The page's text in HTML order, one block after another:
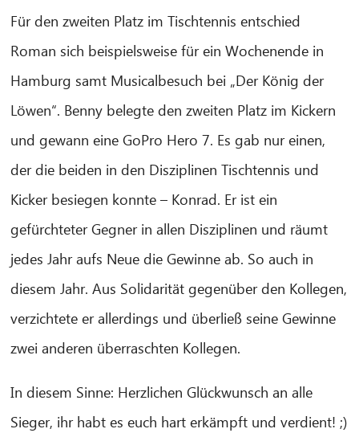
Für den zweiten Platz im Tischtennis entschied
Roman sich beispielsweise für ein Wochenende in
Hamburg samt Musicalbesuch bei „Der König der
Löwen“. Benny belegte den zweiten Platz im Kickern
und gewann eine GoPro Hero 7. Es gab nur einen,
der die beiden in den Disziplinen Tischtennis und
Kicker besiegen konnte – Konrad. Er ist ein
gefürchteter Gegner in allen Disziplinen und räumt
jedes Jahr aufs Neue die Gewinne ab. So auch in
diesem Jahr. Aus Solidarität gegenüber den Kollegen,
verzichtete er allerdings und überließ seine Gewinne
zwei anderen überraschten Kollegen.
In diesem Sinne: Herzlichen Glückwunsch an alle
Sieger, ihr habt es euch hart erkämpft und verdient! ;)
CIB AI ChatBot
¡Hola! ¿Qué puedo hacer por ti?